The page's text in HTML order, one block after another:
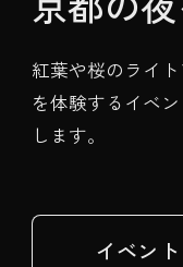
紅葉や桜のライ
を体験するイベ
します。
イベント